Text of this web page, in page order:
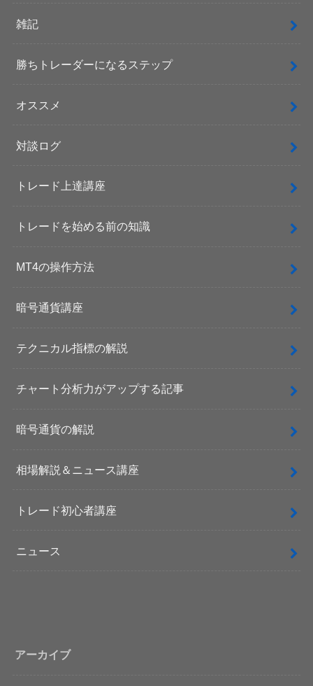
雑記
勝ちトレーダーになるステップ
オススメ
対談ログ
トレード上達講座
トレードを始める前の知識
MT4の操作方法
暗号通貨講座
テクニカル指標の解説
チャート分析力がアップする記事
暗号通貨の解説
相場解説＆ニュース講座
トレード初心者講座
ニュース
アーカイブ